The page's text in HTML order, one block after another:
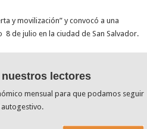
y movilización” y convocó a una
de julio en la ciudad de San Salvador.
lectores
mensual para que podamos seguir